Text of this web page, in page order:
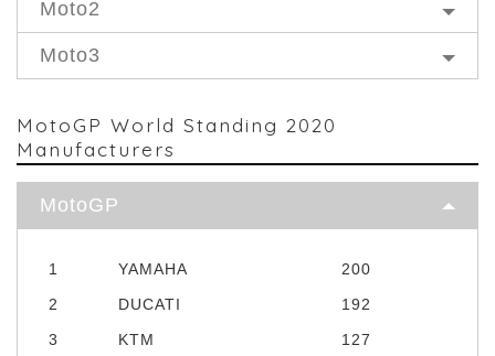
Moto2
Moto3
MotoGP World Standing 2020
Manufacturers
MotoGP
1 YAMAHA
200
2
DUCATI
192
3
KTM
127